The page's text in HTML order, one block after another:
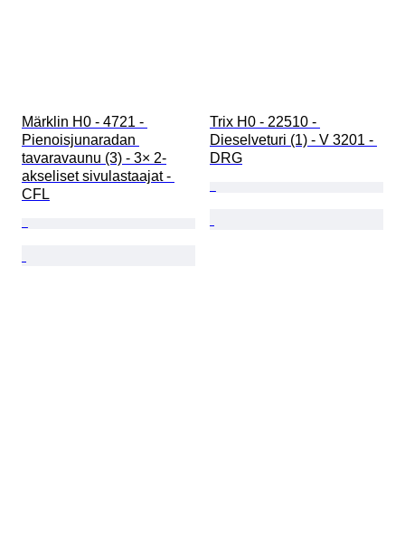
Märklin H0 - 4721 -
Pienoisjunaradan
tavaravaunu (3) - 3× 2-
akseliset sivulastaajat -
CFL
Trix H0 - 22510 -
Dieselveturi (1) - V 3201 -
DRG